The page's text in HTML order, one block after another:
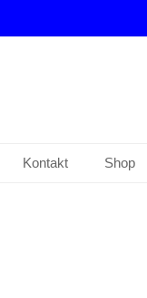
e. V.
Kontakt Shop